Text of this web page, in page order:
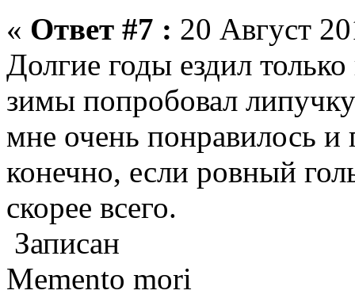
« Ответ #7 : 20 Август
Долгие годы ездил
зимы попробовал
мне очень понравилось и
конечно, если ровный
скорее всего.
Записан
Memento mori